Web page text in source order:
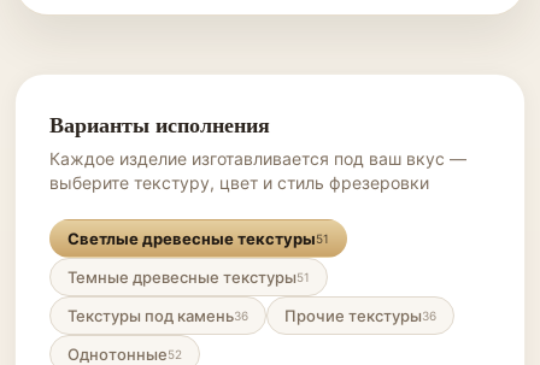
Варианты исполнения
Каждое изделие изготавливается под ваш вкус —
выберите текстуру, цвет и стиль фрезеровки
Светлые древесные текстуры51
Темные древесные текстуры51
Текстуры под камень36 Прочие текстуры36
Однотонные52